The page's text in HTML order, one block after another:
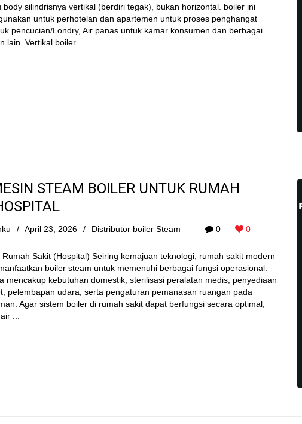
body silindrisnya vertikal (berdiri tegak), bukan horizontal. boiler ini
untuk perhotelan dan apartemen untuk proses penghangat
pencucian/Londry, Air panas untuk kamar konsumen dan berbagai
lain. Vertikal boiler ...
STEAM BOILER UNTUK RUMAH
0 0
/ April 23, 2026 / Distributor boiler Steam
Rumah Sakit (Hospital) Seiring kemajuan teknologi, rumah sakit modern
boiler steam untuk memenuhi berbagai fungsi operasional.
mencakup kebutuhan domestik, sterilisasi peralatan medis, penyediaan
pelembapan udara, serta pengaturan pemanasan ruangan pada
Agar sistem boiler di rumah sakit dapat berfungsi secara optimal,
...